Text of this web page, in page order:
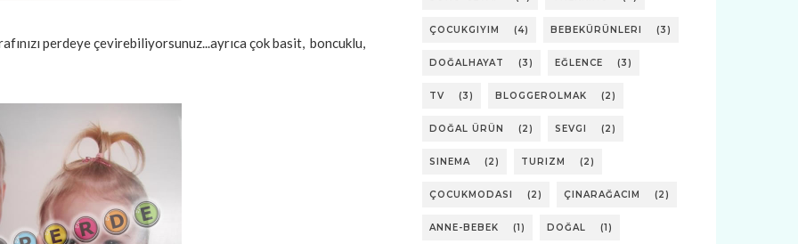
perdeye çevirebiliyorsunuz...ayrıca çok basit, boncuklu,
ÇOCUKGIYIM (4) BEBEKÜRÜNLERI (3)
DOĞALHAYAT (3) EĞLENCE (3)
TV (3) BLOGGEROLMAK (2)
DOĞAL ÜRÜN (2) SEVGI (2)
SINEMA (2) TURIZM (2)
ÇOCUKMODASI (2) ÇINARAĞACIM (2)
ANNE-BEBEK (1) DOĞAL (1)